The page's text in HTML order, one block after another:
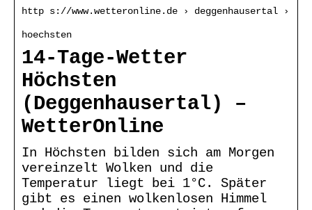
http s://www.wetteronline.de › deggenhausertal ›
hoechsten
14-Tage-Wetter
Höchsten
(Deggenhausertal) –
WetterOnline
In Höchsten bilden sich am Morgen
vereinzelt Wolken und die
Temperatur liegt bei 1°C. Später
gibt es einen wolkenlosen Himmel